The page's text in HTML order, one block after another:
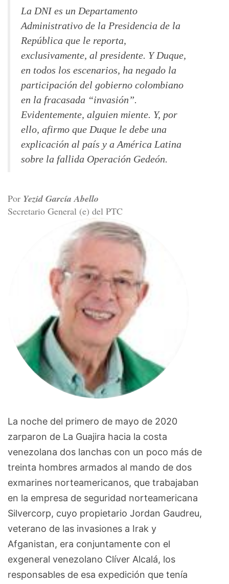
La DNI es un Departamento
Administrativo de la Presidencia de la
República que le reporta,
exclusivamente, al presidente. Y Duque,
en todos los escenarios, ha negado la
participación del gobierno colombiano
en la fracasada “invasión”.
Evidentemente, alguien miente. Y, por
ello, afirmo que Duque le debe una
explicación al país y a América Latina
sobre la fallida Operación Gedeón.
Por Yezid García Abello
Secretario General (e) del PTC
La noche del primero de mayo de 2020
zarparon de La Guajira hacia la costa
venezolana dos lanchas con un poco más de
treinta hombres armados al mando de dos
exmarines norteamericanos, que trabajaban
en la empresa de seguridad norteamericana
Silvercorp, cuyo propietario Jordan Gaudreu,
veterano de las invasiones a Irak y
Afganistan, era conjuntamente con el
exgeneral venezolano Clíver Alcalá, los
responsables de esa expedición que tenía